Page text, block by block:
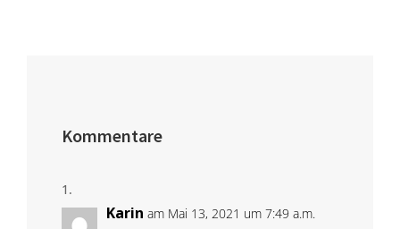
Kommentare
Karin am Mai 13, 2021 um 7:49 a.m.